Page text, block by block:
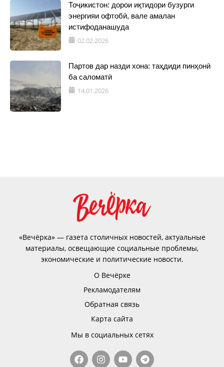
Тоҷикистон: дорои иқтидори бузурги
энергияи офтобӣ, вале амалан
истифоданашуда
02.02.2026
Партов дар назди хона: таҳдиди пинҳонӣ
ба саломатӣ
14.01.2026
«Вечёрка» — газета столичных новостей, актуальные
материалы, освещающие социальные проблемы,
экономические и политические новости.
О Вечёрке
Рекламодателям
Обратная связь
Карта сайта
Мы в социальных сетях